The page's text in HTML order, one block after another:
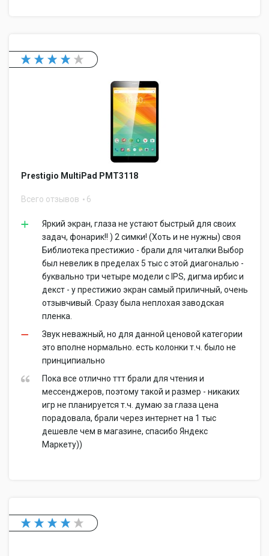
Prestigio MultiPad PMT3118
Всего отзывов 6
Яркий экран, глаза не устают быстрый для своих
задач, фонарик!! ) 2 симки! (Хоть и не нужны) своя
Библиотека престижио - брали для читалки Выбор
был невелик в пределах 5 тыс с этой диагональю -
буквально три четыре модели с IPS, дигма ирбис и
декст - у престижио экран самый приличный, очень
отзывчивый. Сразу была неплохая заводская
пленка.
Звук неважный, но для данной ценовой категории
это вполне нормально. есть колонки т.ч. было не
принципиально
Пока все отлично ттт брали для чтения и
мессенджеров, поэтому такой и размер - никаких
игр не планируется т.ч. думаю за глаза цена
порадовала, брали через интернет на 1 тыс
дешевле чем в магазине, спасибо Яндекс
Маркету))